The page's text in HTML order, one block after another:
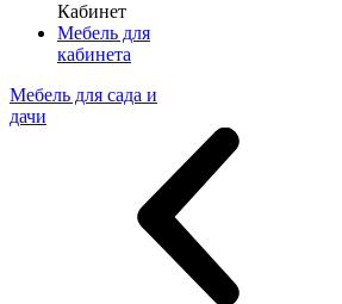
Кабинет
Мебель для
кабинета
Мебель для сада и
дачи